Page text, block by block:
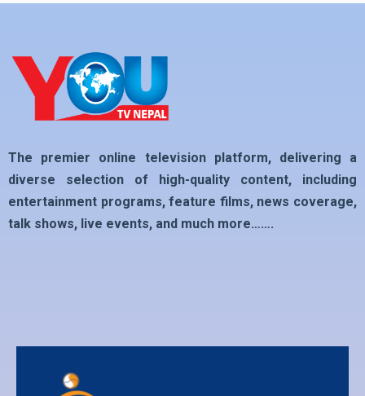
The premier online television platform, delivering a
diverse selection of high-quality content, including
entertainment programs, feature films, news coverage,
talk shows, live events, and much more…….